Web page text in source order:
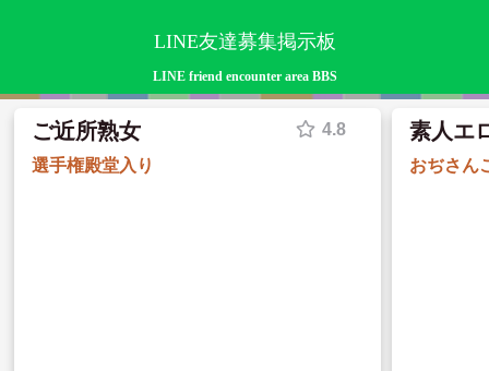
LINE友達募集掲示板
LINE friend encounter area BBS
ご近所熟女 素人エ